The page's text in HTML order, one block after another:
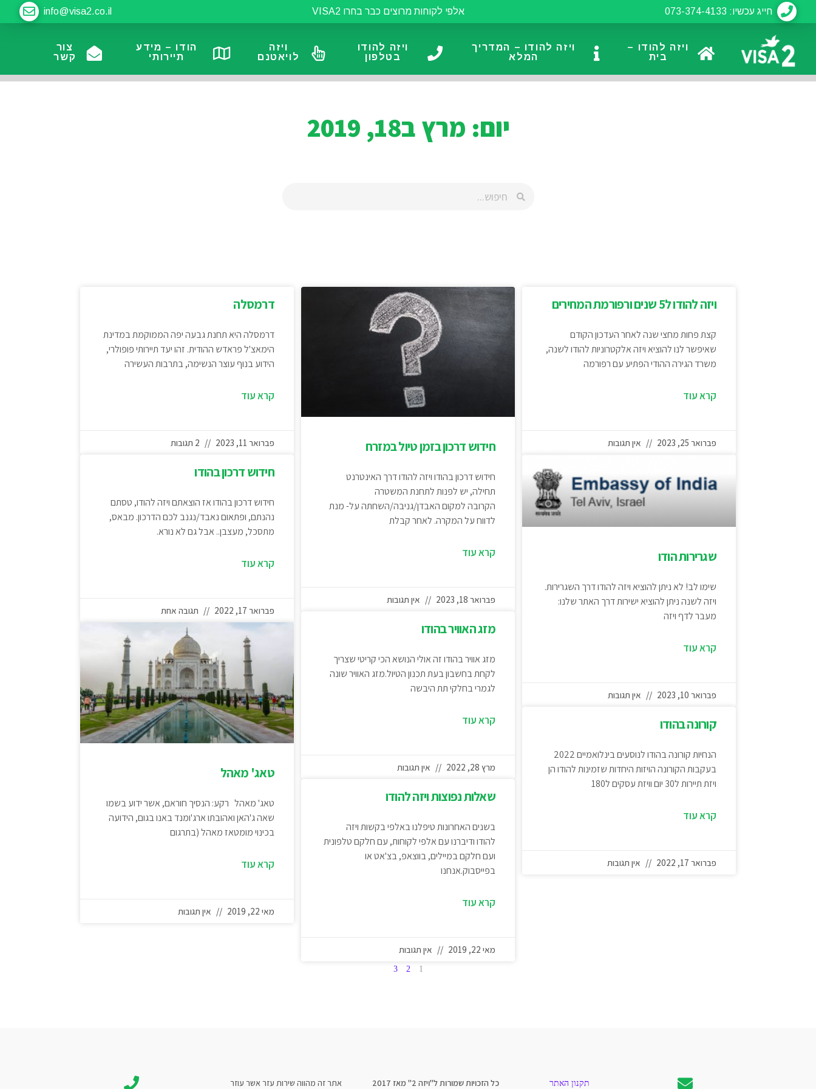
חייג עכשיו: 073-374-4133 אלפי לקוחות מרוצים כבר בחרו VISA2 info@visa2.co.il
ויזה להודו –
בית
ויזה להודו – המדריך
המלא
ויזה להודו
בטלפון
ויזה
לויאטנם
הודו – מידע
תיירותי
צור
קשר
יום: מרץ ב18, 2019
ויזה להודו ל5 שנים ורפורמת המחירים
קצת פחות מחצי שנה לאחר העדכון הקודם
שאיפשר לנו להוציא ויזה אלקטרוניות להודו לשנה,
משרד הגירה ההודי הפתיע עם רפורמה
קרא עוד
פברואר 25, 2023 אין תגובות חידוש דרכון בזמן טיול במזרח
חידוש דרכון בהודו ויזה להודו דרך האינטרנט
תחילה, יש לפנות לתחנת המשטרה
הקרובה למקום האבדן/גניבה/השחתה על- מנת
לדווח על המקרה. לאחר קבלת
קרא עוד
פברואר 18, 2023 אין תגובות
דרמסלה
דרמסלה היא תחנת גבעה יפה הממוקמת במדינת
הימאצ'ל פראדש ההודית. זהו יעד תיירותי פופולרי,
הידוע בנוף עוצר הנשימה, בתרבות העשירה
קרא עוד
פברואר 11, 2023
שגרירות הודו
שימו לב! לא ניתן להוציא ויזה להודו דרך השגרירות.
ויזה לשנה ניתן להוציא ישירות דרך האתר שלנו:
מעבר לדף ויזה
קרא עוד
פברואר 10, 2023 אין תגובות
מזג האוויר בהודו
מזג אוויר בהודו זה אולי הנושא הכי קריטי שצריך
לקחת בחשבון בעת תכנון הטיול.מזג האוויר שונה
לגמרי בחלקי תת היבשה
קרא עוד
מרץ 28, 2022 אין תגובות
חידוש דרכון בהודו
חידוש דרכון בהודו אז הוצאתם ויזה להודו, טסתם
נהנתם, ופתאום נאבד/נגנב לכם הדרכון. מבאס,
מתסכל, מעצבן.. אבל גם לא נורא.
קרא עוד
פברואר 17, 2022 תגובה אחת
קורונה בהודו
הנחיות קורונה בהודו לנוסעים בינלואמיים 2022
בעקבות הקורונה הויזות היחדות שזמינות להודו הן
ויזת תיירות ל30 יום וויזת עסקים ל180
קרא עוד
פברואר 17, 2022 אין תגובות
שאלות נפוצות ויזה להודו
בשנים האחרונות טיפלנו באלפי בקשות ויזה
להודו ודיברנו עם אלפי לקוחות, עם חלקם טלפונית
ועם חלקם במיילים, בווצאפ, בצ'אט או
בפייסבוק.אנחנו
קרא עוד
מאי 22, 2019 אין תגובות
טאג' מאהל
טאג' מאהל רקע: הנסיך חוראם, אשר ידוע בשמו
שאה ג'האן ואהובתו ארג'ומנד באנו בגום, הידועה
בכינוי מומטאז מאהל (בתרגום
קרא עוד
מאי 22, 2019 אין תגובות
1
2
3
תקנון האתר כל הזכויות שמורות ל"ויזה 2" מאז 2017 אתר זה מהווה שירות עזר אשר עוזר